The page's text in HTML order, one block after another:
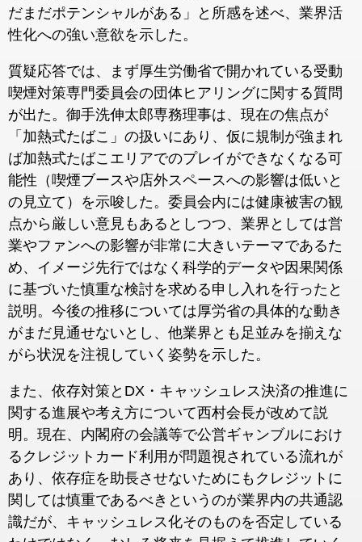
だまだポテンシャルがある」と所感を述べ、業界活
性化への強い意欲を示した。
質疑応答では、まず厚生労働省で開かれている受動
喫煙対策専門委員会の団体ヒアリングに関する質問
が出た。御手洗伸太郎専務理事は、現在の焦点が
「加熱式たばこ」の扱いにあり、仮に規制が強まれ
ば加熱式たばこエリアでのプレイができなくなる可
能性（喫煙ブースや店外スペースへの影響は低いと
の見立て）を示唆した。委員会内には健康被害の観
点から厳しい意見もあるとしつつ、業界としては営
業やファンへの影響が非常に大きいテーマであるた
め、イメージ先行ではなく科学的データや因果関係
に基づいた慎重な検討を求める申し入れを行ったと
説明。今後の推移については厚労省の具体的な動き
がまだ見通せないとし、他業界とも足並みを揃えな
がら状況を注視していく姿勢を示した。
また、依存対策とDX・キャッシュレス決済の推進に
関する進展や考え方について西村会長が改めて説
明。現在、内閣府の会議等で公営ギャンブルにおけ
るクレジットカード利用が問題視されている流れが
あり、依存症を助長させないためにもクレジットに
関しては慎重であるべきというのが業界内の共通認
識だが、キャッシュレス化そのものを否定している